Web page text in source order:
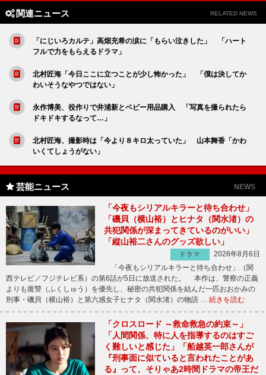
関連ニュース RELATED NEWS
「にじいろカルテ」高畑充希の涙に「もらい泣きした」 「ハート
フルで力をもらえるドラマ」
北村匠海「今日ここに立つことが少し怖かった」 「僕は決してか
わいそうなやつではない」
永作博美、役作りで井浦新とベビー用品購入 「写真を撮られたら
ドキドキするなって…」
北村匠海、撮影時は「今より８キロ太っていた」 山本舞香「かわ
いくてしょうがない」
芸能ニュース NEWS
「今夜もシリアルキラーと待ち合わせ」
「磯貝（横山裕）とヒナタ（関水渚）の
共犯関係が深まってきているのがいい」
「縦山裕二さんのグッズ欲しい」
ドラマ
2026年8月6日
「今夜もシリアルキラーと待ち合わせ」（関
西テレビ／フジテレビ系）の第6話が5日に放送された。 本作は、警察の正義
よりも復讐（ふくしゅう）を優先し、秘密の共犯関係を結んだ一匹おおかみの
刑事・磯貝（横山裕）と第六感女子ヒナタ（関水渚）の物語 … 続きを読む
「クロスロード ～救命救急の約束～」
「人間関係、特に人を指導するのはすご
く難しいと感じた」「船越英一郎さんが
『刑事面に似ていると言われたことがあ
る』って、そりゃあ2時間ドラマの帝王だ